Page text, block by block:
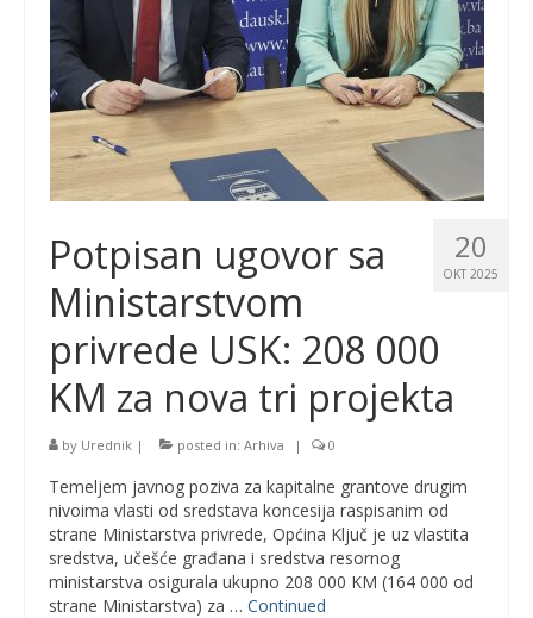
20
OKT 2025
Potpisan ugovor sa
Ministarstvom
privrede USK: 208 000
KM za nova tri projekta
by Urednik | posted in: Arhiva | 0
Temeljem javnog poziva za kapitalne grantove drugim
nivoima vlasti od sredstava koncesija raspisanim od
strane Ministarstva privrede, Općina Ključ je uz vlastita
sredstva, učešće građana i sredstva resornog
ministarstva osigurala ukupno 208 000 KM (164 000 od
strane Ministarstva) za … Continued